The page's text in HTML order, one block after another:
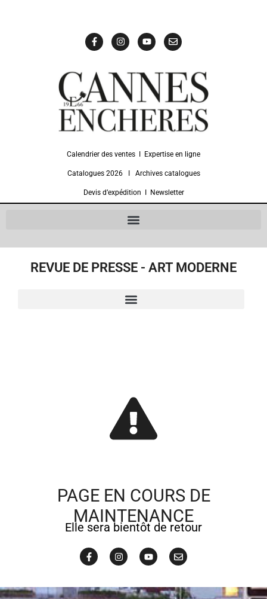
Calendrier des ventes Expertise en ligne
Catalogues 2026Ι Archives catalogues
Devis d’expédition Newsletter
REVUE DE PRESSE - ART MODERNE
PAGE EN COURS DE
MAINTENANCE
Elle sera bientôt de retour